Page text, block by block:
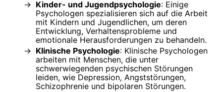
Kinder- und Jugendpsychologie: Einige
Psychologen spezialisieren sich auf die Arbeit
mit Kindern und Jugendlichen, um deren
Entwicklung, Verhaltensprobleme und
emotionale Herausforderungen zu behandeln.
Klinische Psychologie: Klinische Psychologen
arbeiten mit Menschen, die unter
schwerwiegenden psychischen Störungen
leiden, wie Depression, Angststörungen,
Schizophrenie und bipolaren Störungen.